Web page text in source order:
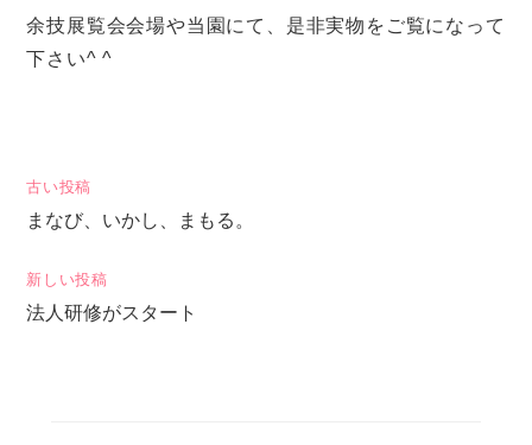
余技展覧会会場や当園にて、是非実物をご覧になって
下さい^ ^
投
稿
ナ
ビ
古い投稿
まなび、いかし、まもる。
新しい投稿
法人研修がスタート